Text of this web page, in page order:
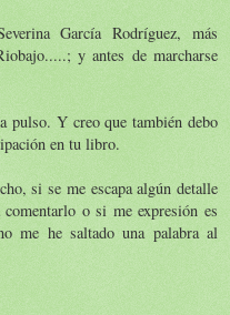
García Rodríguez, más
y antes de marcharse
pulso. Y creo que también debo
en tu libro.
si se me escapa algún detalle
o si me expresión es
me he saltado una palabra al